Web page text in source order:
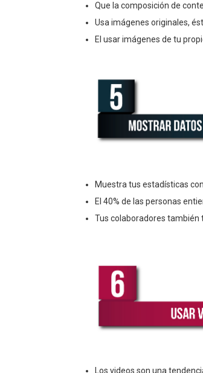
Que la composición de
Usa imágenes originales,
El usar imágenes de tu
Muestra tus estadísticas
El 40% de las personas
Tus colaboradores
Los videos son una